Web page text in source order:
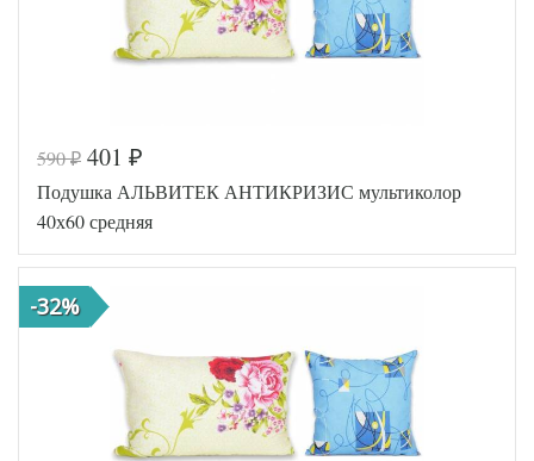
590₽ 401 ₽
Подушка АЛЬВИТЕК АНТИКРИЗИС мультиколор
40х60 средняя
-32%